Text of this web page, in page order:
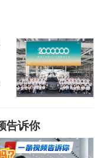
告诉你